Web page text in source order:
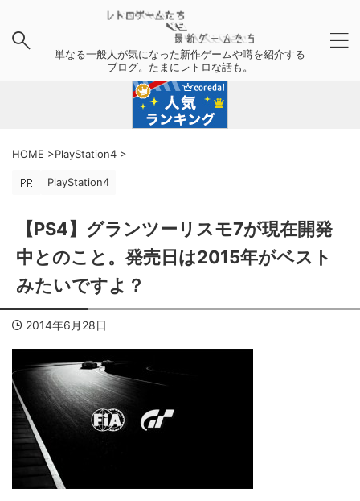
単なる一般人が気になった新作ゲームや噂を紹介する
ブログ。たまにレトロな話も。
HOME >PlayStation4 >
PlayStation4
【PS4】グランツーリスモ7が現在開発
中とのこと。発売日は2015年がベスト
みたいですよ？
2014年6月28日